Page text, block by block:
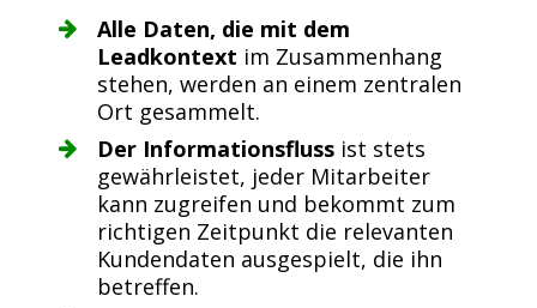
Alle Daten, die mit dem
Leadkontext im Zusammenhang
stehen, werden an einem zentralen
Ort gesammelt.
Der Informationsflussist stets
gewährleistet, jeder Mitarbeiter
kann zugreifen und bekommt zum
richtigen Zeitpunkt die relevanten
Kundendaten ausgespielt, die ihn
betreffen.